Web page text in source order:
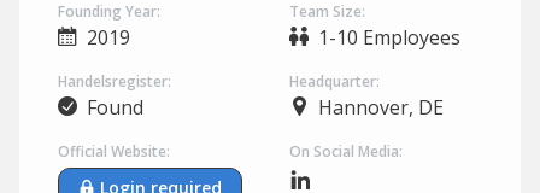
Founding Year:
2019
Team Size:
1-10 Employees
Handelsregister:
Found
Headquarter:
Hannover, DE
Official Website:
Login required
On Social Media: